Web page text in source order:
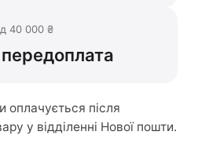
40 000 ₴
оплачується після
у відділенні Нової пошти.